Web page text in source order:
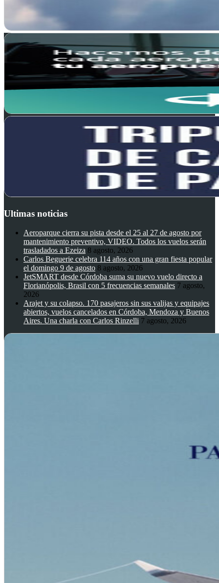
Ultimas noticias
Aeroparque cierra su pista desde el 25 al 27 de agosto por
mantenimiento preventivo, VIDEO. Todos los vuelos serán
trasladados a Ezeiza 8 agosto, 2026
Carlos Beguerie celebra 114 años con una gran fiesta popular
el domingo 9 de agosto 8 agosto, 2026
JetSMART desde Córdoba suma su nuevo vuelo directo a
Florianópolis, Brasil con 5 frecuencias semanales 7 agosto,
2026
Arajet y su colapso. 170 pasajeros sin sus valijas y equipajes
abiertos, vuelos cancelados en Córdoba, Mendoza y Buenos
Aires. Una charla con Carlos Rinzelli 7 agosto, 2026